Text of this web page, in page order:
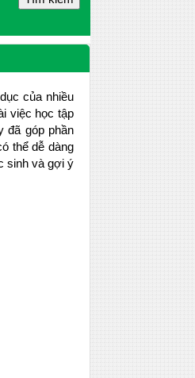
của nhiều
việc học tập
đã góp phần
thể dễ dàng
sinh và gợi ý